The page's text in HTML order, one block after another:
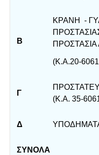
Β
ΚΡΑΝΗ -
(Κ.Α.20-
Γ
(Κ.Α. 35-
Δ ΥΠΟΔΗΜΑΤΑ
ΣΥΝΟΛΑ